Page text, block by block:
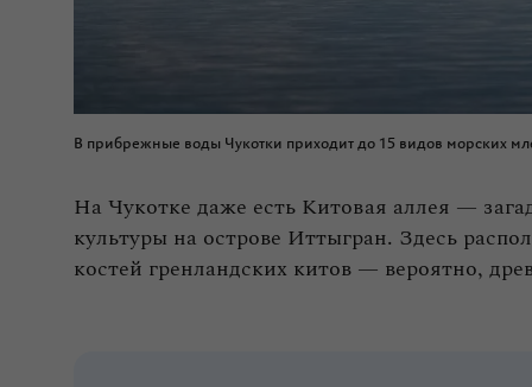
В прибрежные воды Чукотки приходит до 15 видов морских
На Чукотке даже есть Китовая аллея —
культуры на острове Иттыгран. Здесь
костей гренландских китов — вероятно,